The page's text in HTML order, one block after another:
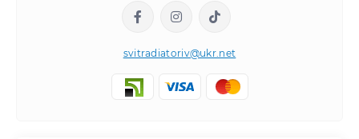
svitradiatoriv@ukr.net